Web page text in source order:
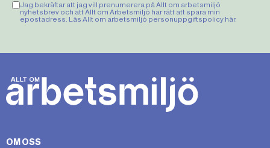
Jag bekräftar att jag vill prenumerera på Allt om arbetsmiljö
nyhetsbrev och att Allt om Arbetsmiljö har rätt att spara min
epostadress. Läs Allt om arbetsmiljö personuppgiftspolicy här.
OM OSS